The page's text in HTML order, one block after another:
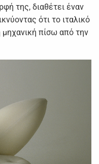
της, διαθέτει έναν
ότι το ιταλικό
μηχανική πίσω από την